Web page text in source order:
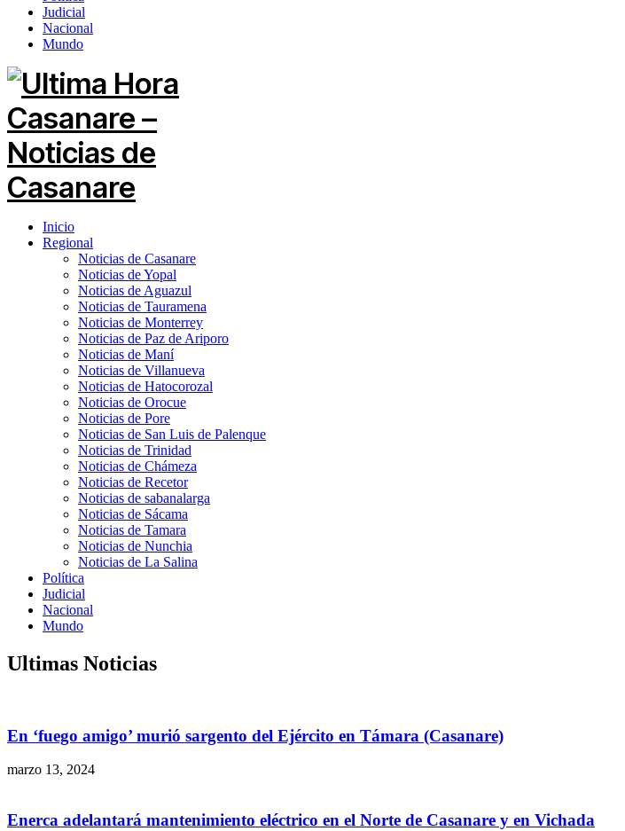
Judicial
Nacional
Mundo
Inicio
Regional
Noticias de Casanare
Noticias de Yopal
Noticias de Aguazul
Noticias de Tauramena
Noticias de Monterrey
Noticias de Paz de Ariporo
Noticias de Maní
Noticias de Villanueva
Noticias de Hatocorozal
Noticias de Orocue
Noticias de Pore
Noticias de San Luis de Palenque
Noticias de Trinidad
Noticias de Chámeza
Noticias de Recetor
Noticias de sabanalarga
Noticias de Sácama
Noticias de Tamara
Noticias de Nunchia
Noticias de La Salina
Política
Judicial
Nacional
Mundo
Ultimas Noticias
En ‘fuego amigo’ murió sargento del Ejército en Támara (Casanare)
marzo 13, 2024
Enerca adelantará mantenimiento eléctrico en el Norte de Casanare y en Vichada